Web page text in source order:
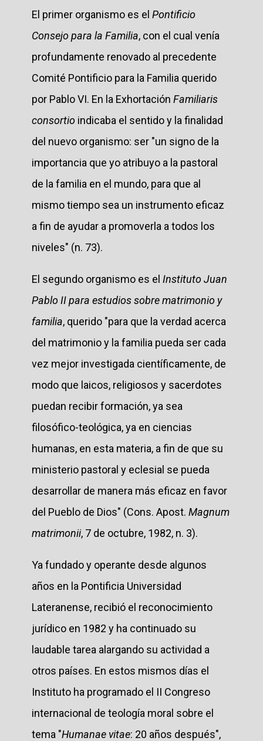
El primer organismo es el Pontificio
Consejo para la Familia, con el cual venía
profundamente renovado al precedente
Comité Pontificio para la Familia querido
por Pablo VI. En la Exhortación Familiaris
consortio indicaba el sentido y la finalidad
del nuevo organismo: ser "un signo de la
importancia que yo atribuyo a la pastoral
de la familia en el mundo, para que al
mismo tiempo sea un instrumento eficaz
a fin de ayudar a promoverla a todos los
niveles" (n. 73).
El segundo organismo es el Instituto Juan
Pablo II para estudios sobre matrimonio y
familia, querido "para que la verdad acerca
del matrimonio y la familia pueda ser cada
vez mejor investigada científicamente, de
modo que laicos, religiosos y sacerdotes
puedan recibir formación, ya sea
filosófico-teológica, ya en ciencias
humanas, en esta materia, a fin de que su
ministerio pastoral y eclesial se pueda
desarrollar de manera más eficaz en favor
del Pueblo de Dios" (Cons. Apost. Magnum
matrimonii, 7 de octubre, 1982, n. 3).
Ya fundado y operante desde algunos
años en la Pontificia Universidad
Lateranense, recibió el reconocimiento
jurídico en 1982 y ha continuado su
laudable tarea alargando su actividad a
otros países. En estos mismos días el
Instituto ha programado el II Congreso
internacional de teología moral sobre el
tema "Humanae vitae: 20 años después",